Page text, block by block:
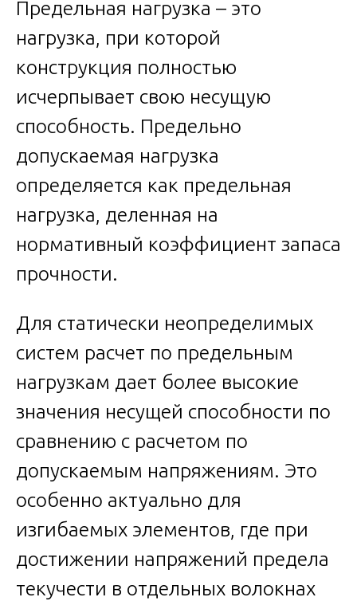
Предельная нагрузка – это
нагрузка, при которой
конструкция полностью
исчерпывает свою несущую
способность. Предельно
допускаемая нагрузка
определяется как предельная
нагрузка, деленная на
нормативный коэффициент запаса
прочности.
Для статически неопределимых
систем расчет по предельным
нагрузкам дает более высокие
значения несущей способности по
сравнению с расчетом по
допускаемым напряжениям. Это
особенно актуально для
изгибаемых элементов, где при
достижении напряжений предела
текучести в отдельных волокнах